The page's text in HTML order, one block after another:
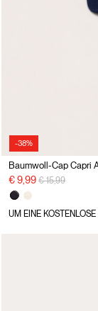
-38%
Baumwoll-Cap Capri
€ 9,99 Preisreduzierung
€ 15,99auf
UM EINE